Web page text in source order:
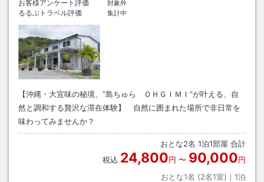
お客様アンケート評価
対象外
るるぶトラベル評価 集計中
【沖縄・大宜味の秘境、“島ちゅら ＯＨＧＩＭＩ”が叶える、自
然と調和する贅沢な滞在体験】 自然に囲まれた場所で非日常を
味わってみませんか？
おとな2名 1泊1部屋 合計
税込 24,800円 〜 90,000円
おとな1名 (2名1室)｜ 1泊